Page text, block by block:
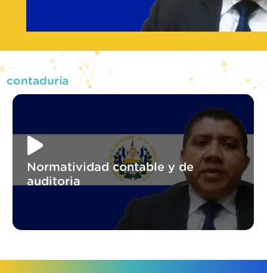
contaduría
Normatividad contable y de
auditoria